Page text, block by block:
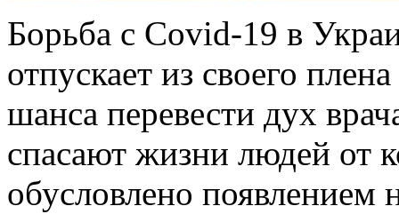
Борьба с Covid-19 в
отпускает из своего
шанса перевести дух
спасают жизни людей от
обусловлено появлением